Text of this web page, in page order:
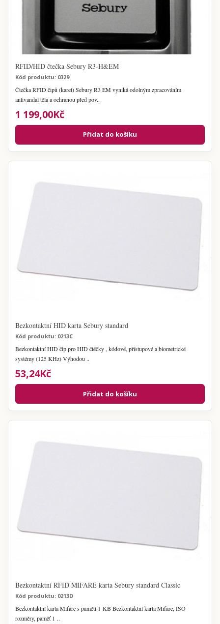
RFID/HID čtečka Sebury R3-H&EM
Kód produktu: 0329
Čtečka RFID čipů (karet) Sebury R3 EM vyniká odolným zpracováním
antivandal těla a ochranou před pov..
1 199,00Kč
Přidat do košíku
Bezkontaktní HID karta Sebury standard
Kód produktu: 0213C
Bezkontaktní HID čip pro HID čtěčky , kódové, přístupové a biometrické
systémy (125 KHz) Výhodou ..
53,24Kč
Přidat do košíku
Bezkontaktní RFID MIFARE karta Sebury standard Classic
Kód produktu: 0213D
Bezkontaktní karta Mifare s pamětí 1 KB Bezkontaktní karta Mifare, ISO
rozměry, paměť 1 ..